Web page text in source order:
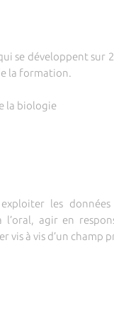
se développent sur
la formation.
la biologie
les données
agir en
à vis d’un champ